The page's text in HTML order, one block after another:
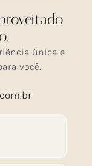
única e
você.